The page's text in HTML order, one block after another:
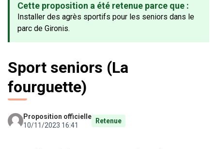
Cette proposition a été retenue parce que :
Installer des agrès sportifs pour les seniors dans le
parc de Gironis.
Sport seniors (La
fourguette)
Proposition officielle
10/11/2023 16:41
Retenue